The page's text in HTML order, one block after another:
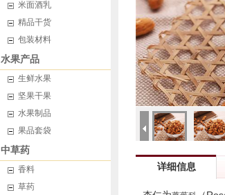
米面酒乳
精品干货
包装材料
水果产品
生鲜水果
坚果干果
水果制品
果品套袋
中草药
香料
草药
详细信息